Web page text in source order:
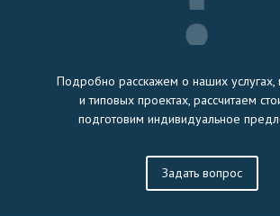
Подробно расскажем о наших услугах,
и типовых проектах, рассчитаем
подготовим индивидуальное
Задать вопрос